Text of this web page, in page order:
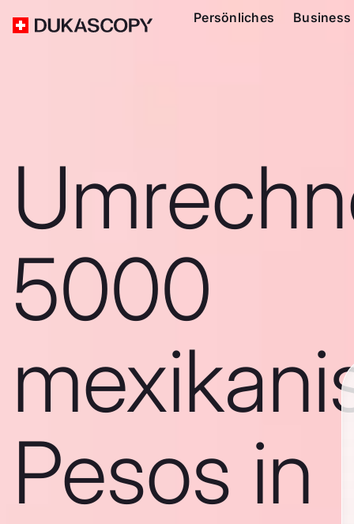
Persönliches Business
5000
Pesos in